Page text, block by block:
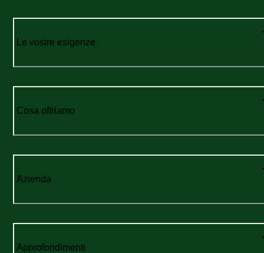
Le vostre esigenze
Cosa offriamo
Azienda
Approfondimenti